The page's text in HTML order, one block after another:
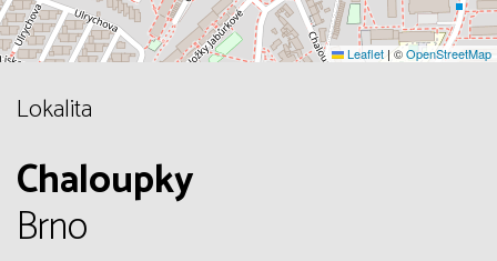
Leaflet |©OpenStreetMap
Lokalita
Chaloupky
Brno